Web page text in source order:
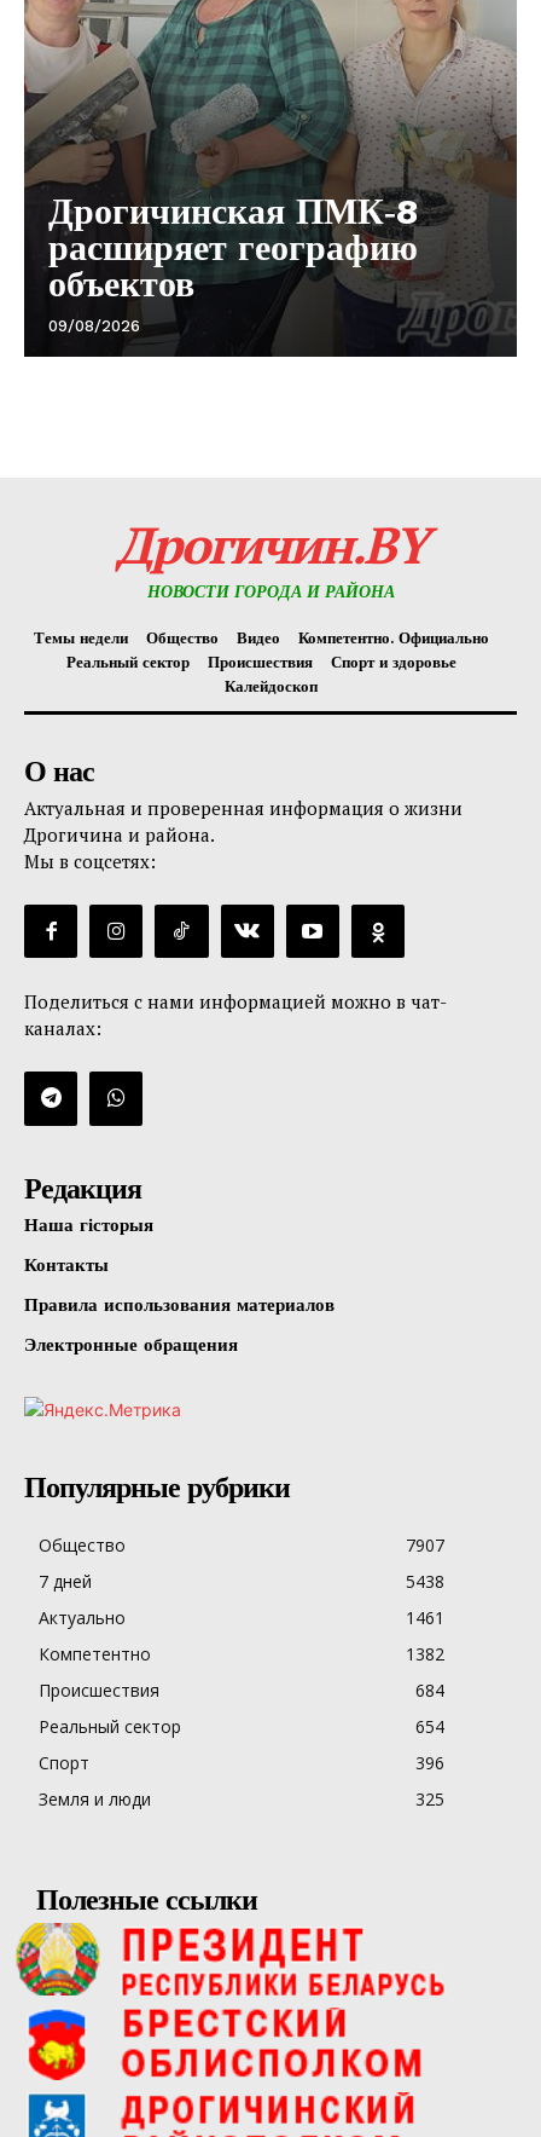
Дрогичинская ПМК‑8
расширяет географию
объектов
09/08/2026
Дрогичин.BY
НОВОСТИ ГОРОДА И РАЙОНА
Темы недели Общество Видео
Компетентно. Официально
Реальный сектор
Происшествия
Спорт и здоровье
Калейдоскоп
О нас
Актуальная и проверенная информация о жизни
Дрогичина и района.
Мы в соцсетях:
Поделиться с нами информацией можно в чат-
каналах:
Редакция
Наша гісторыя
Контакты
Правила использования материалов
Электронные обращения
Популярные рубрики
Общество
7907
7 дней
5438
Актуально
1461
Компетентно
1382
Происшествия
684
Реальный сектор
654
Спорт
396
Земля и люди
325
Полезные ссылки